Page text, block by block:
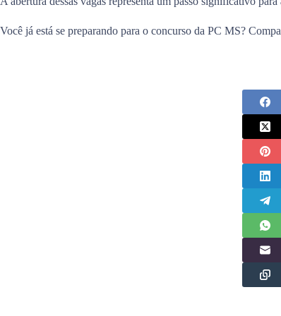
Você já está se preparando para o concurso da PC MS?